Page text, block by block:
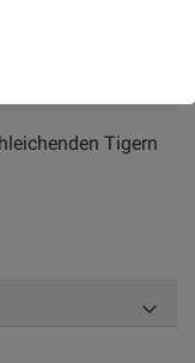
Tigern